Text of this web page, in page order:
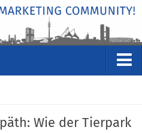
Wie der Tierpark